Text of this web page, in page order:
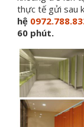
thực tế gửi sau
hệ
60 phút.